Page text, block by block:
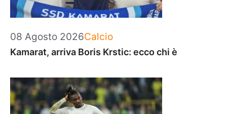
08 Agosto 2026Categorie
Calcio
Kamarat, arriva Boris Krstic: ecco chi è